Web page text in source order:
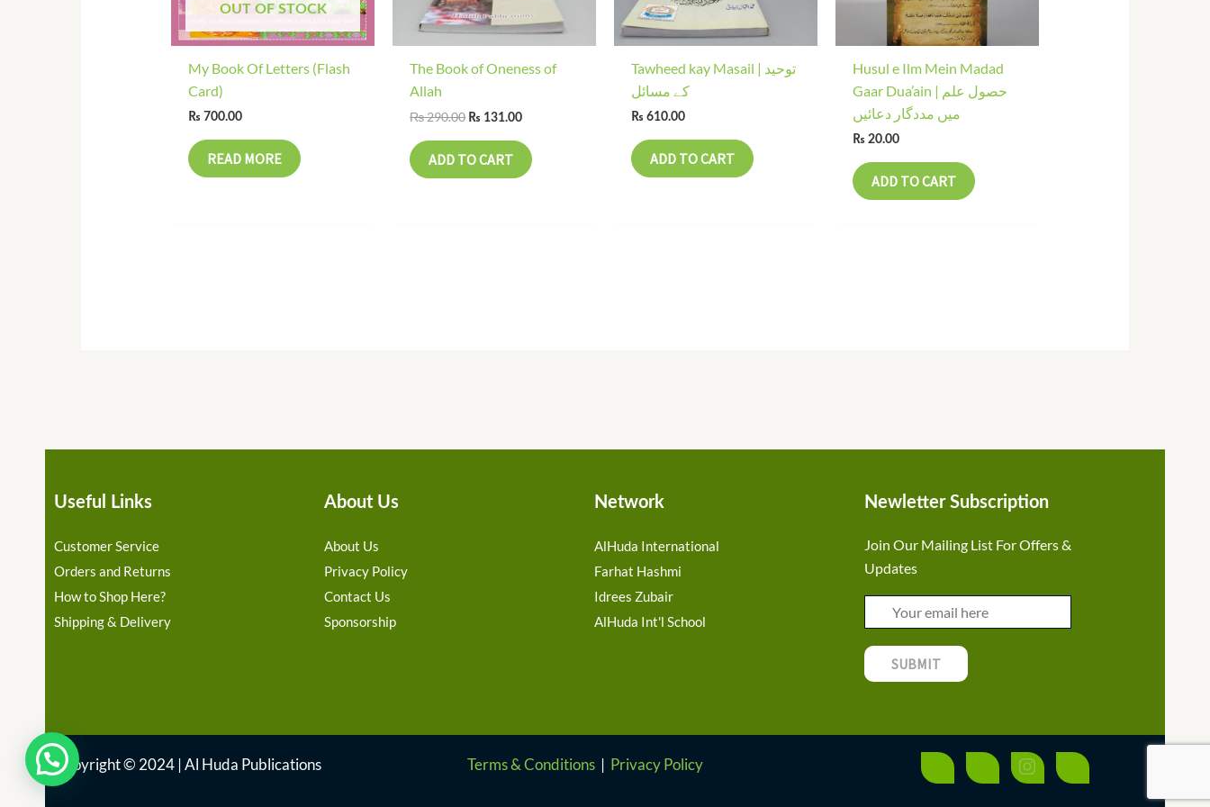
OUT OF STOCK
My Book Of Letters (Flash
Card)
₨ 700.00
READ MORE
The Book of Oneness of
Allah
₨290.00 ₨ 131.00
ADD TO CART
Tawheed kay Masail | توحید
کے مسائل
₨ 610.00
ADD TO CART
Husul e Ilm Mein Madad
Gaar Dua’ain | حصول علم
میں مددگار دعائیں
₨ 20.00
ADD TO CART
Useful Links
Customer Service
Orders and Returns
How to Shop Here?
Shipping & Delivery
About Us
About Us
Privacy Policy
Contact Us
Sponsorship
Network
AlHuda International
Farhat Hashmi
Idrees Zubair
AlHuda Int'l School
Newletter Subscription
Join Our Mailing List For Offers &
Updates
Copyright © 2024 | Al Huda Publications Terms & Conditions| Privacy Policy